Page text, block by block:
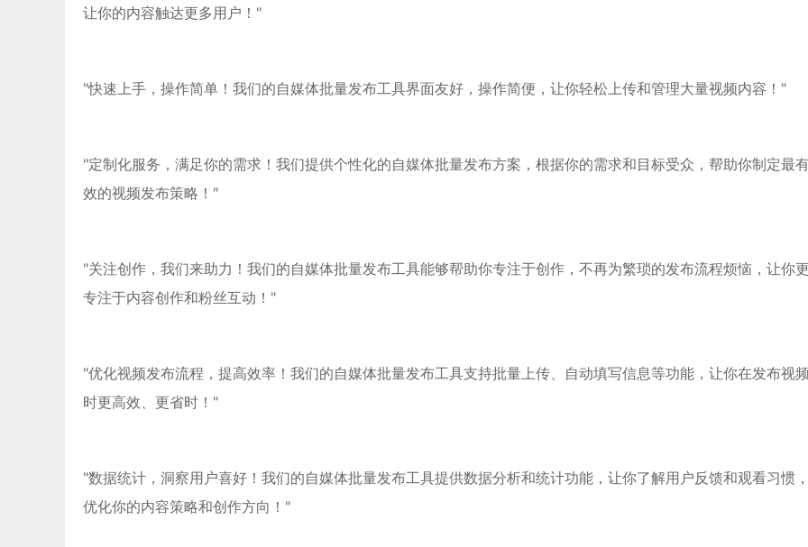
让你的内容触达更多用户！"
"快速上手，操作简单！我们的自媒体批量发布工具界面友好，操作简便，让你轻松上传和管理大量视频内容！"
"定制化服务，满足你的需求！我们提供个性化的自媒体批量发布方案，根据你的需求和目标受众，帮助你制定最
效的视频发布策略！"
"关注创作，我们来助力！我们的自媒体批量发布工具能够帮助你专注于创作，不再为繁琐的发布流程烦恼，让你更
专注于内容创作和粉丝互动！"
"优化视频发布流程，提高效率！我们的自媒体批量发布工具支持批量上传、自动填写信息等功能，让你在发布视频
时更高效、更省时！"
"数据统计，洞察用户喜好！我们的自媒体批量发布工具提供数据分析和统计功能，让你了解用户反馈和观看习惯，
优化你的内容策略和创作方向！"